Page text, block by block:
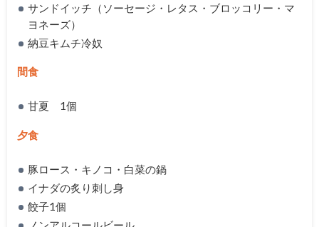
サンドイッチ（ソーセージ・レタス・ブロッコリー・マ
ヨネーズ）
納豆キムチ冷奴
間食
甘夏 1個
夕食
豚ロース・キノコ・白菜の鍋
イナダの炙り刺し身
餃子1個